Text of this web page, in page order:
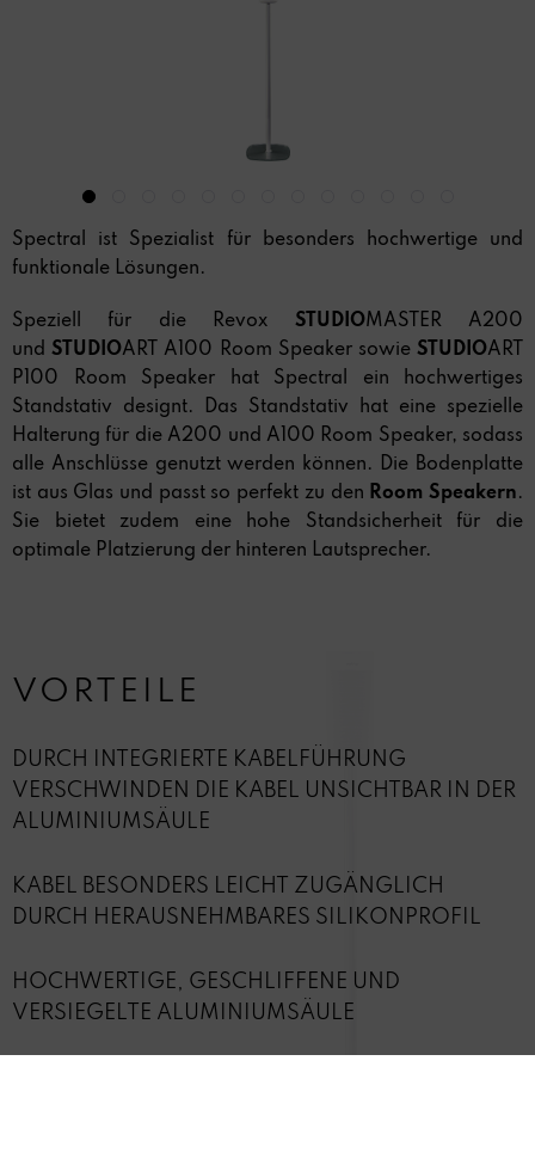
Spectral ist Spezialist für besonders hochwertige und
funktionale Lösungen.
Speziell für die Revox STUDIOMASTER A200
undSTUDIOART A100 Room Speaker sowieSTUDIOART
P100 Room Speaker hat Spectral ein hochwertiges
Standstativ designt. Das Standstativ hat eine spezielle
Halterung für die A200 und A100 Room Speaker, sodass
alle Anschlüsse genutzt werden können. Die Bodenplatte
ist aus Glas und passt so perfekt zu den Room Speakern.
Sie bietet zudem eine hohe Standsicherheit für die
optimale Platzierung der hinteren Lautsprecher.
VORTEILE
DURCH INTEGRIERTE KABELFÜHRUNG
VERSCHWINDEN DIE KABEL UNSICHTBAR IN DER
ALUMINIUMSÄULE
KABEL BESONDERS LEICHT ZUGÄNGLICH
DURCH HERAUSNEHMBARES SILIKONPROFIL
HOCHWERTIGE, GESCHLIFFENE UND
VERSIEGELTE ALUMINIUMSÄULE